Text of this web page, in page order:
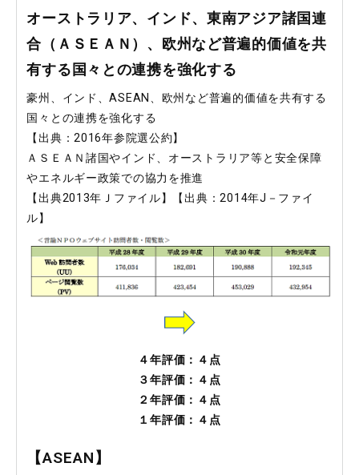
オーストラリア、インド、東南アジア諸国連
合（ＡＳＥＡＮ）、欧州など普遍的価値を共
有する国々との連携を強化する
豪州、インド、ASEAN、欧州など普遍的価値を共有する
国々との連携を強化する
【出典：2016年参院選公約】
ＡＳＥＡＮ諸国やインド、オーストラリア等と安全保障
やエネルギー政策での協力を推進
【出典2013年Ｊファイル】【出典：2014年J－ファイ
ル】
４年評価： ４ 点
３年評価： ４ 点
２年評価：４点
１年評価：４点
【ASEAN】